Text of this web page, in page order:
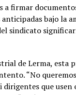
a firmar
bajo la
sindicato
de Lerma, esta
“No
dirigentes que usen